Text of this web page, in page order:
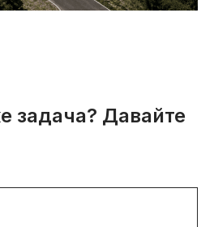
задача? Давайте